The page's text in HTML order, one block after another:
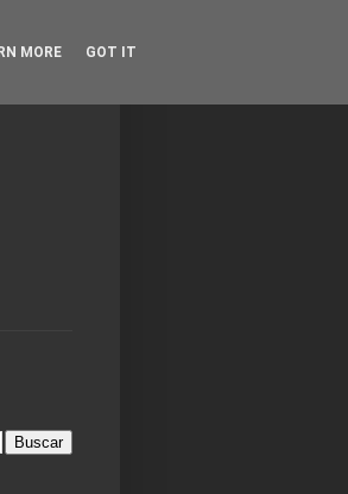
MORE GOT IT